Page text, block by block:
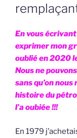
En vous
exprimer mon
oublié en 2020
Nous ne
sans qu’on
histoire du
l’a oubiée !!!
En 1979